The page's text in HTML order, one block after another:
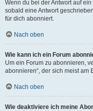
Wenn du bei der Antwort auf
sobald eine Antwort
für dich abonniert.
Nach oben
Wie kann ich ein Forum
Um ein Forum zu abonnieren,
abonnieren“, der sich meist am
Nach oben
Wie deaktiviere ich meine